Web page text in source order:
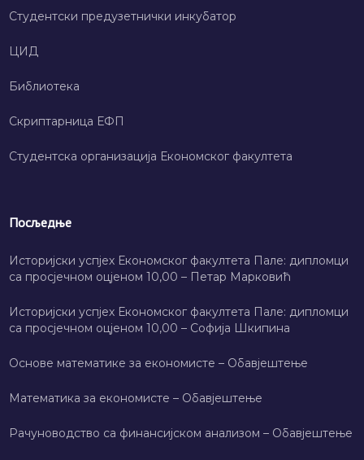
Студентски предузетнички инкубатор
ЦИД
Библиотека
Скриптарница ЕФП
Студентска организација Економског факултета
Посљедње
Историјски успјех Економског факултета Пале: дипломци
са просјечном оцјеном 10,00 – Петар Марковић
Историјски успјех Економског факултета Пале: дипломци
са просјечном оцјеном 10,00 – Софија Шкипина
Основе математике за економисте – Обавјештење
Математика за економисте – Обавјештење
Рачуноводство са финансијском анализом – Обавјештење